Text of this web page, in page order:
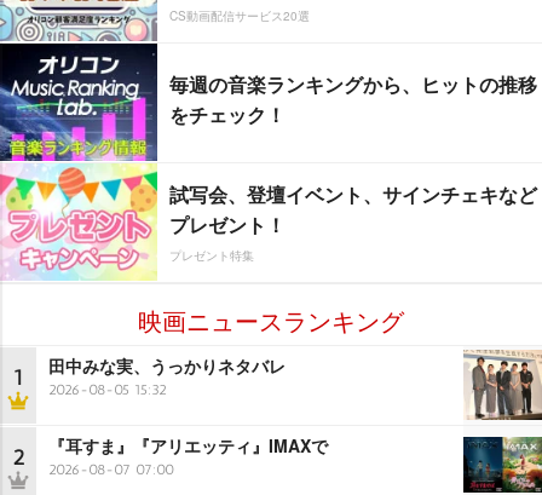
CS動画配信サービス20選
毎週の音楽ランキングから、ヒットの推移
をチェック！
試写会、登壇イベント、サインチェキなど
プレゼント！
プレゼント特集
映画ニュースランキング
1 田中みな実、うっかりネタバレ
2026-08-05 15:32
2 『耳すま』『アリエッティ』IMAXで
2026-08-07 07:00